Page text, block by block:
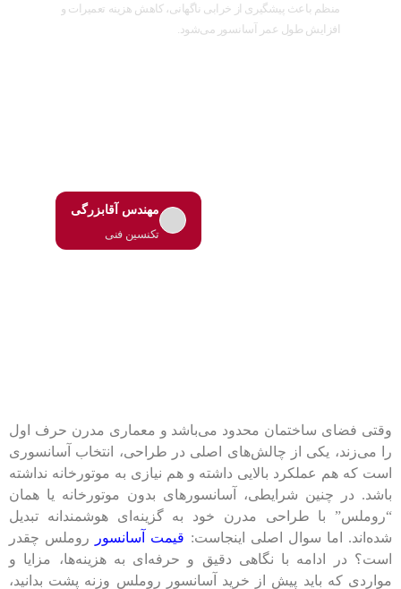
منظم باعث پیشگیری از خرابی ناگهانی، کاهش هزینه تعمیرات و
افزایش طول عمر آسانسور می‌شود.
مهندس آقابزرگی
تکنسین فنی
وقتی فضای ساختمان محدود می‌باشد و معماری مدرن حرف اول
را می‌زند، یکی از چالش‌های اصلی در طراحی، انتخاب آسانسوری
است که هم عملکرد بالایی داشته و هم نیازی به موتورخانه نداشته
باشد. در چنین شرایطی، آسانسورهای بدون موتورخانه یا همان
“روملس” با طراحی مدرن خود به گزینه‌ای هوشمندانه تبدیل
شده‌اند. اما سوال اصلی اینجاست: قیمت آسانسور
روملس چقدر
است؟ در ادامه با نگاهی دقیق و حرفه‌ای به هزینه‌ها، مزایا و
مواردی که باید پیش از خرید آسانسور روملس وزنه پشت بدانید،